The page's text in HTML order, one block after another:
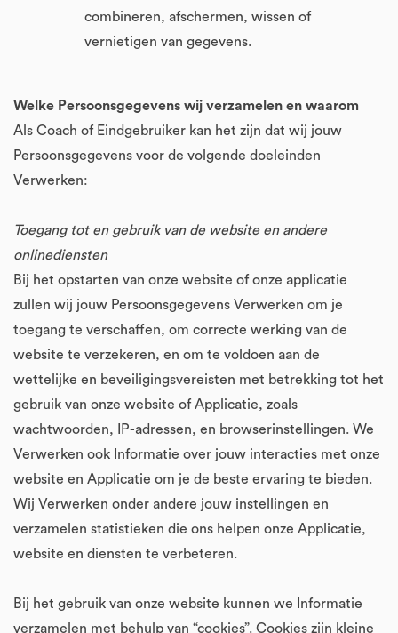
combineren, afschermen, wissen of
vernietigen van gegevens.
Welke Persoonsgegevens wij verzamelen en waarom
Als Coach of Eindgebruiker kan het zijn dat wij jouw
Persoonsgegevens voor de volgende doeleinden
Verwerken:
Toegang tot en gebruik van de website en andere
onlinediensten
Bij het opstarten van onze website of onze applicatie
zullen wij jouw Persoonsgegevens Verwerken om je
toegang te verschaffen, om correcte werking van de
website te verzekeren, en om te voldoen aan de
wettelijke en beveiligingsvereisten met betrekking tot het
gebruik van onze website of Applicatie, zoals
wachtwoorden, IP-adressen, en browserinstellingen. We
Verwerken ook Informatie over jouw interacties met onze
website en Applicatie om je de beste ervaring te bieden.
Wij Verwerken onder andere jouw instellingen en
verzamelen statistieken die ons helpen onze Applicatie,
website en diensten te verbeteren.
Bij het gebruik van onze website kunnen we Informatie
verzamelen met behulp van “cookies”. Cookies zijn kleine